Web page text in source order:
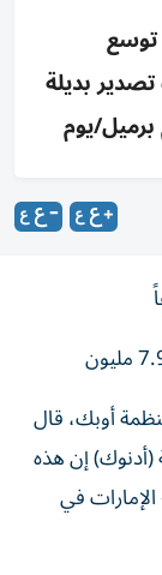
بديلة
أوبك، قال
(أدنوك) إن هذه
في